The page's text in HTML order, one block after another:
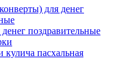
для денег
поздравительные
кулича пасхальная